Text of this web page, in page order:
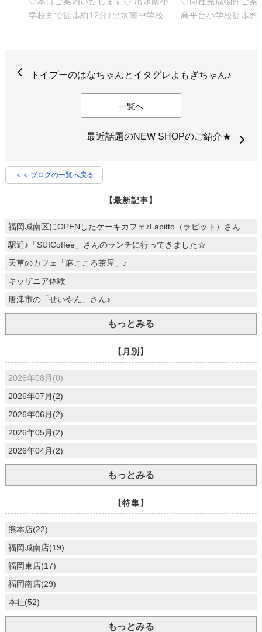
トイプーのはなちゃんとイタグレよもぎちゃん♪
一覧へ
最近話題のNEW SHOPのご紹介★
＜＜ ブログの一覧へ戻る
【最新記事】
福岡城南区にOPENしたケーキカフェ♪Lapitto（ラピット）さん
駅近♪「SUICoffee」さんのランチに行ってきました☆
天草のカフェ「麻こころ茶屋」♪
キッザニア体験
唐津市の「せいやん」さん♪
もっとみる
【月別】
2026年08月(0)
2026年07月(2)
2026年06月(2)
2026年05月(2)
2026年04月(2)
もっとみる
【特集】
熊本店(22)
福岡城南店(19)
福岡東店(17)
福岡南店(29)
本社(52)
もっとみる